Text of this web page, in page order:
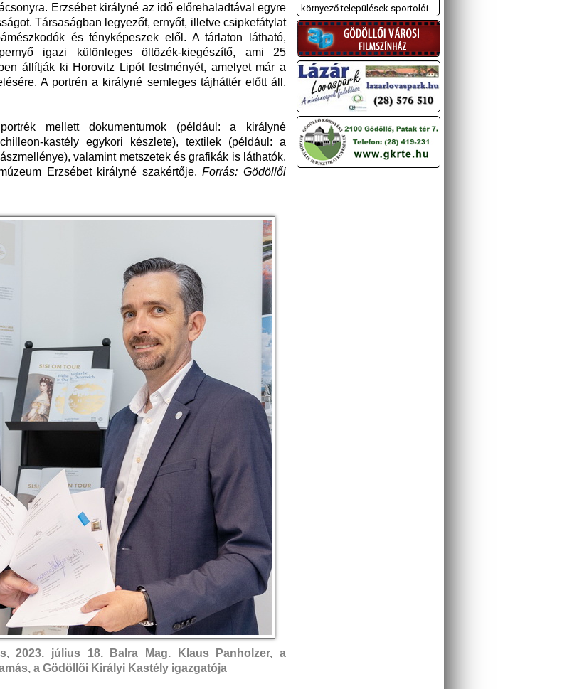
Erzsébet királyné az idő előrehaladtával egyre
Társaságban legyezőt, ernyőt, illetve csipkefátylat
és fényképeszek elől. A tárlaton látható,
igazi különleges öltözék-kiegészítő, ami 25
állítják ki Horovitz Lipót festményét, amelyet már a
A portrén a királyné semleges tájháttér előtt áll,
mellett dokumentumok (például: a királyné
kastély egykori készlete), textilek (például: a
valamint metszetek és grafikák is láthatók.
Erzsébet királyné szakértője.Forrás: Gödöllői
2023. július 18. Balra Mag. Klaus Panholzer, a
a Gödöllői Királyi Kastély igazgatója
környező települések sportolói